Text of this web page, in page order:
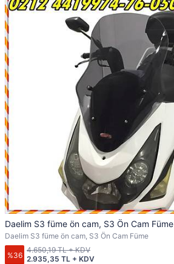
Daelim S3 füme ön cam, S3 Ön Cam Füme
Daelim S3 füme ön cam, S3 Ön Cam Füme
%36 2.935,35 TL + KDV
4.650,19 TL + KDV